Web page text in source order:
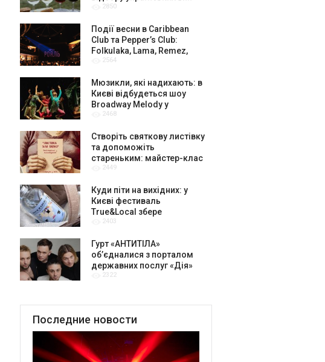
амбасадорів
2850
Події весни в Caribbean
Club та Pepper’s Club:
Folkulaka, Lama, Remez,
вар’єте «Рояль» і триб’ют-
2564
Мюзикли, які надихають: в
Києві відбудеться шоу
Broadway Melody у
виконанні юних артистів
2468
Створіть святкову листівку
та допоможіть
стареньким: майстер-клас
від БФ «Юлині Бабусі» на
2449
Куди піти на вихідних: у
Києві фестиваль
True&Local збере
крафтярів, лекторів і гурт
2403
Гурт «АНТИТІЛА»
обʼєдналися з порталом
державних послуг «Дія»
для привітання молодят
2322
Последние новости